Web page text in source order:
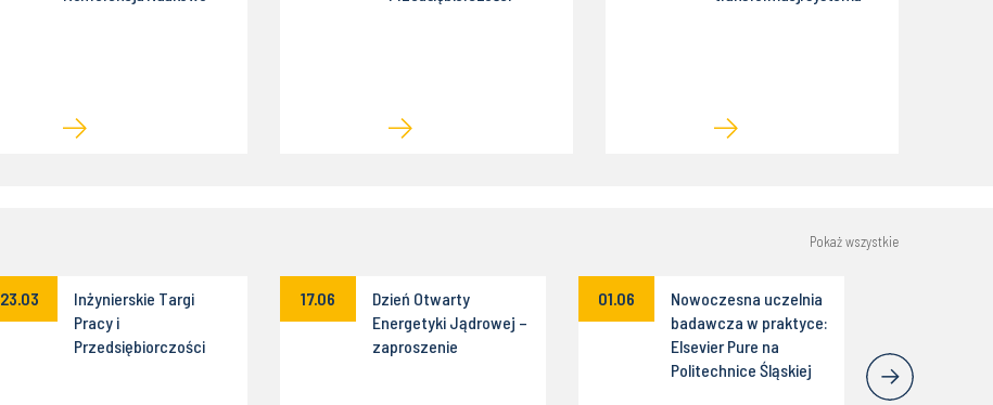
Pokaż wszystkie
23.03
Inżynierskie Targi
Pracy i
Przedsiębiorczości
17.06
Dzień Otwarty
Energetyki Jądrowej –
zaproszenie
01.06
Nowoczesna uczelnia
badawcza w praktyce:
Elsevier Pure na
Politechnice Śląskiej